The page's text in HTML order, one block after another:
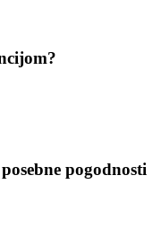
pogodnosti